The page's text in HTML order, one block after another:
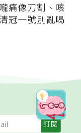
痛像刀割、咳
冠一號別亂喝